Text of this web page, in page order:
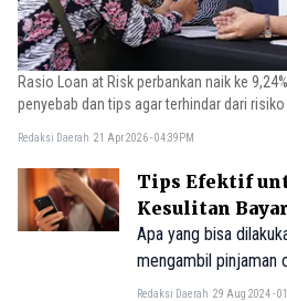
Rasio Loan at Risk perbankan naik ke
penyebab dan tips agar terhindar dari
Redaksi Daerah 21 Apr 2026 - 04:39PM
Tips Efektif
Kesulitan
Apa yang bisa
mengambil pinjaman
melunasi tagihannya?
Redaksi Daerah 29 Aug 2024 -